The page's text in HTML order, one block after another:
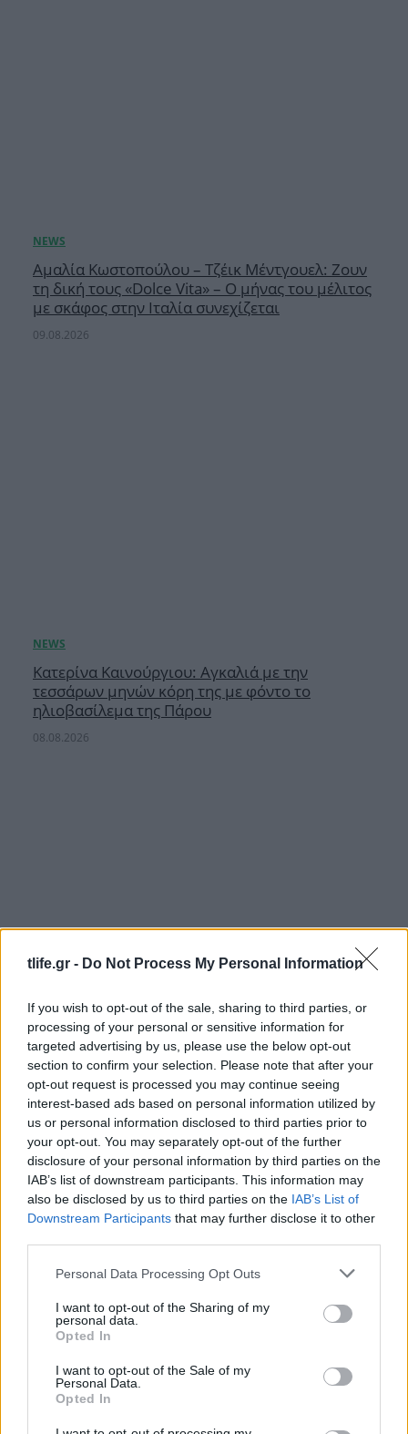
tlife.gr - Do Not Process My Personal Information
If you wish to opt-out of the sale, sharing to third parties, or
processing of your personal or sensitive information for
targeted advertising by us, please use the below opt-out
section to confirm your selection. Please note that after your
opt-out request is processed you may continue seeing
interest-based ads based on personal information utilized by
us or personal information disclosed to third parties prior to
your opt-out. You may separately opt-out of the further
disclosure of your personal information by third parties on the
IAB’s list of downstream participants. This information may
also be disclosed by us to third parties on the IAB’s List of
Downstream Participants that may further disclose it to other
Please note that this website/app uses one or more Google
not limited to your visit or usage behaviour. You may click to
grant or deny consent to Google and its third-party tags to
use your data for below specified purposes in below Google
consent section.
Personal Data Processing Opt Outs
I want to opt-out of the Sharing of my
personal data.
Opted In
I want to opt-out of the Sale of my
Personal Data.
Opted In
Αμαλία Κωστοπούλου – Τζέικ Μέντγουελ: Ζουν
τη δική τους «Dolce Vita» – Ο μήνας του μέλιτος
με σκάφος στην Ιταλία συνεχίζεται
09.08.2026
Κατερίνα Καινούργιου: Αγκαλιά με την
τεσσάρων μηνών κόρη της με φόντο το
ηλιοβασίλεμα της Πάρου
08.08.2026
Μέγκαν Μαρκλ – Πρίγκιπας Harry:
Χαμογελαστοί στη νέα τους selfie από
φιλανθρωπική εκδήλωση στον Καναδά
09.08.2026